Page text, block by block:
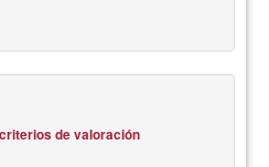
de valoración